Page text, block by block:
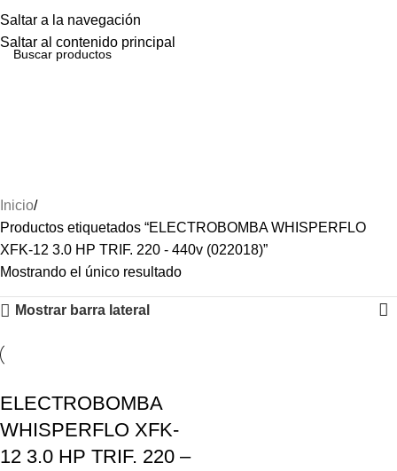
Saltar a la navegación
Saltar al contenido principal
Menú
Inicio
Productos etiquetados “ELECTROBOMBA WHISPERFLO
XFK-12 3.0 HP TRIF. 220 - 440v (022018)”
Mostrando el único resultado
Mostrar barra lateral
ELECTROBOMBA
WHISPERFLO XFK-
12 3.0 HP TRIF. 220 –